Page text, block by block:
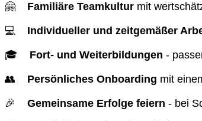
🤗 Familiäre Teamkultur mit
💻 Individueller und zeitgemäßer
🎓 Fort- und Weiterbildungen -
👥 Persönliches Onboarding mit
🎉 Gemeinsame Erfolge feiern - bei